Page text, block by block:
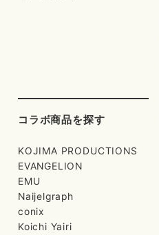
コラボ商品を探す
KOJIMA PRODUCTIONS
EVANGELION
EMU
Naijelgraph
conix
Koichi Yairi